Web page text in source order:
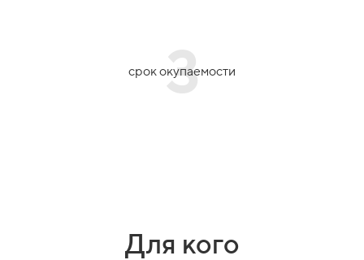
3
срок окупаемости
Для кого